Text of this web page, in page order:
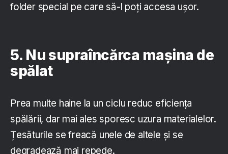
folder special pe care să-l poți accesa ușor.
5. Nu supraîncărca mașina de
spălat
Prea multe haine la un ciclu reduc eficiența
spălării, dar mai ales sporesc uzura materialelor.
Țesăturile se freacă unele de altele și se
degradează mai repede.